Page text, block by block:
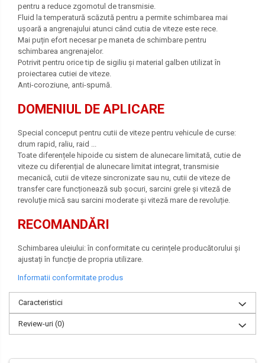
pentru a reduce zgomotul de transmisie.
Fluid la temperatură scăzută pentru a permite schimbarea mai
ușoară a angrenajului atunci când cutia de viteze este rece.
Mai puțin efort necesar pe maneta de schimbare pentru
schimbarea angrenajelor.
Potrivit pentru orice tip de sigiliu și material galben utilizat în
proiectarea cutiei de viteze.
Anti-coroziune, anti-spumă.
DOMENIUL DE APLICARE
Special conceput pentru cutii de viteze pentru vehicule de curse:
drum rapid, raliu, raid ...
Toate diferențele hipoide cu sistem de alunecare limitată, cutie de
viteze cu diferențial de alunecare limitat integrat, transmisie
mecanică, cutii de viteze sincronizate sau nu, cutii de viteze de
transfer care funcționează sub șocuri, sarcini grele și viteză de
revoluție mică sau sarcini moderate și viteză mare de revoluție.
RECOMANDĂRI
Schimbarea uleiului: în conformitate cu cerințele producătorului și
ajustați în funcție de propria utilizare.
Informatii conformitate produs
Caracteristici
Review-uri (0)